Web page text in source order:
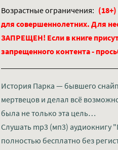
Возрастные ограничения:
для совершеннолетних. Для
ЗАПРЕЩЕН! Если в книге
запрещенного контента -
История Парка — бывшего
мертвецов и делал всё
была не только эта цель…
Слушать mp3 (мп3) аудиокнигу
полностью бесплатно без